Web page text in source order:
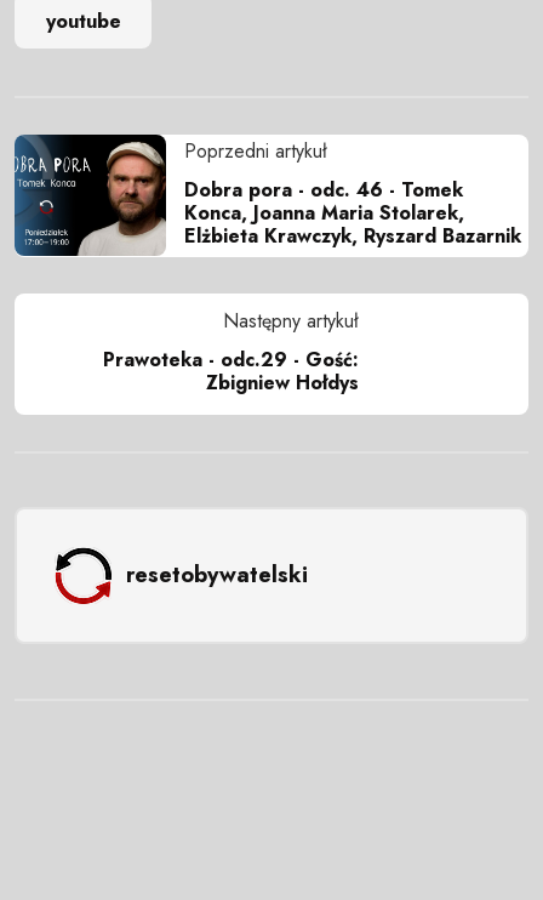
youtube
Poprzedni artykuł
Dobra pora - odc. 46 - Tomek
Konca, Joanna Maria Stolarek,
Elżbieta Krawczyk, Ryszard Bazarnik
Następny artykuł
Prawoteka - odc.29 - Gość:
Zbigniew Hołdys
resetobywatelski